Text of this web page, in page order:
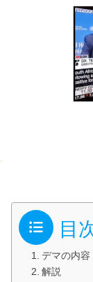
目
デマの内容
解説